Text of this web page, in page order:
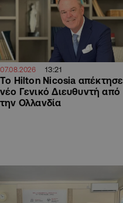
07.08.2026 13:21
Το Hilton Nicosia απέκτησε
νέο Γενικό Διευθυντή από
την Ολλανδία